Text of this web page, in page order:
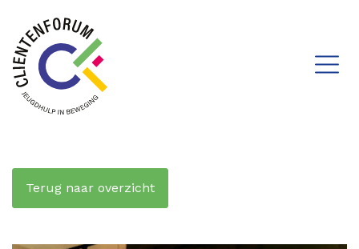
Terug naar overzicht